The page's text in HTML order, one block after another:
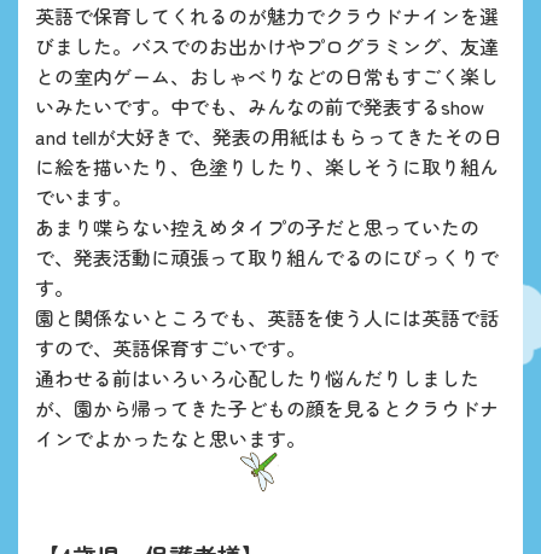
英語で保育してくれるのが魅力でクラウドナインを選
びました。バスでのお出かけやプログラミング、友達
との室内ゲーム、おしゃべりなどの日常もすごく楽し
いみたいです。中でも、みんなの前で発表するshow
and tellが大好きで、発表の用紙はもらってきたその日
に絵を描いたり、色塗りしたり、楽しそうに取り組ん
でいます。
あまり喋らない控えめタイプの子だと思っていたの
で、発表活動に頑張って取り組んでるのにびっくりで
す。
園と関係ないところでも、英語を使う人には英語で話
すので、英語保育すごいです。
通わせる前はいろいろ心配したり悩んだりしました
が、園から帰ってきた子どもの顔を見るとクラウドナ
インでよかったなと思います。